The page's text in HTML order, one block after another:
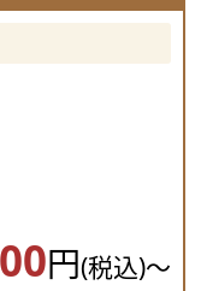
円(税込)～